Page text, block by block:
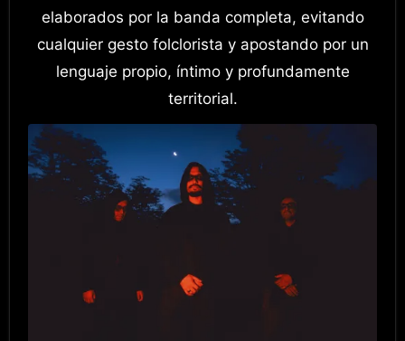
elaborados por la banda completa, evitando
cualquier gesto folclorista y apostando por un
lenguaje propio, íntimo y profundamente
territorial.